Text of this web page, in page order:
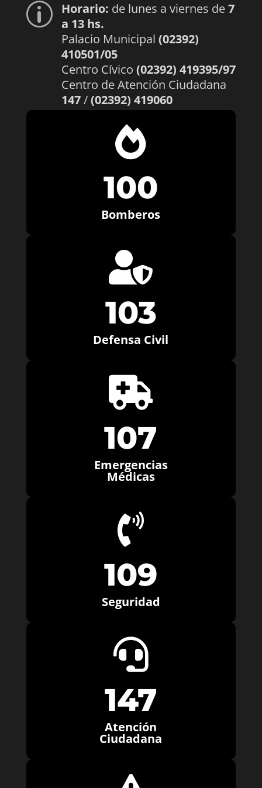
p Horario: de lunes a viernes de7
a 13 hs.
Palacio Municipal (02392)
410501/05
Centro Cívico (02392) 419395/97
Centro de Atención Ciudadana
147/(02392) 419060

100
Bomberos

103
Defensa Civil

107
Emergencias
Médicas

109
Seguridad

147
Atención
Ciudadana